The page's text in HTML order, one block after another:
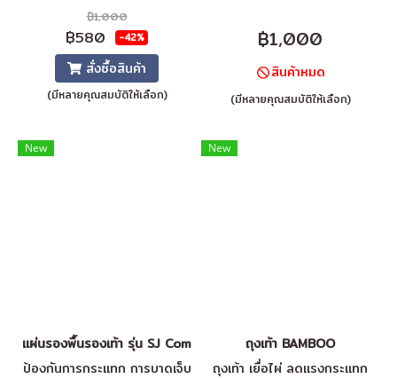
หลาย ด้วยคุณสมบัติที่เป็น
เอกลักษณ์ ป้องกันได้ถึงระดับ
สูงสุด มาตรฐาน S3
฿1,000
฿580 -42%
สั่งซื้อสินค้า
(มีหลายคุณสมบัติให้เลือก)
เอกลักษณ์ ป้องกันได้ถึงระดับ
฿1,000
สินค้าหมด
(มีหลายคุณสมบัติให้เลือก)
New
แผ่นรองพื้นรองเท้า รุ่น SJ Comfort Insole
ป้องกันการกระแทก การบาดเจ็บ
New
ถุงเท้า BAMBOO
ถุงเท้า เยื่อไผ่ ลดแรงกระแทก